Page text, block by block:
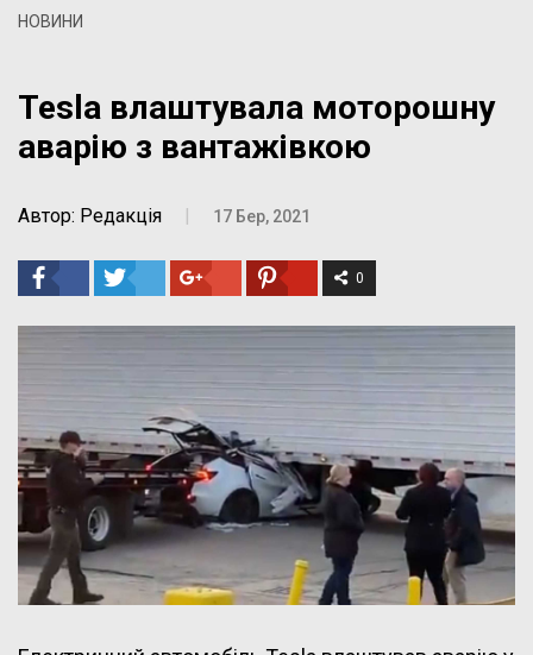
НОВИНИ
Tesla влаштувала моторошну
аварію з вантажівкою
Автор: Редакція | 17 Бер, 2021
0